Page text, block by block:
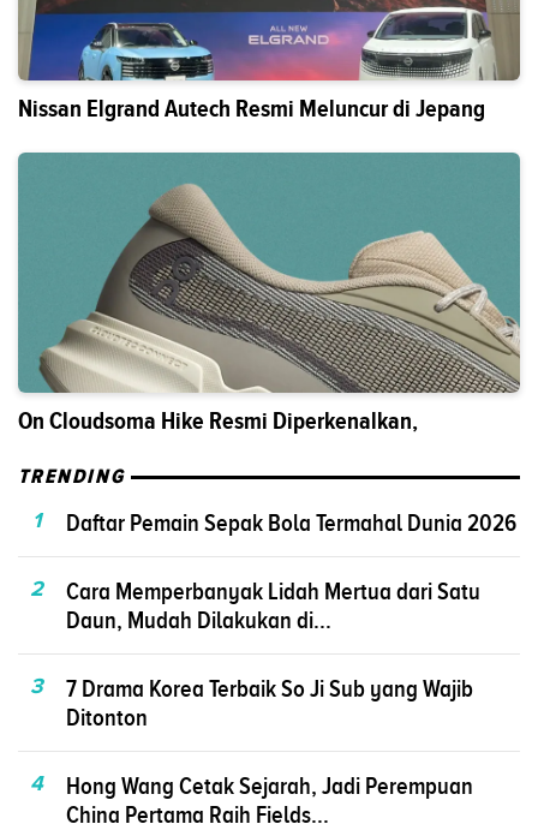
Nissan Elgrand Autech Resmi Meluncur di Jepang
On Cloudsoma Hike Resmi Diperkenalkan,
TRENDING
1
Daftar Pemain Sepak Bola Termahal Dunia 2026
2
Cara Memperbanyak Lidah Mertua dari Satu
Daun, Mudah Dilakukan di...
3
7 Drama Korea Terbaik So Ji Sub yang Wajib
Ditonton
4
Hong Wang Cetak Sejarah, Jadi Perempuan
China Pertama Raih Fields...